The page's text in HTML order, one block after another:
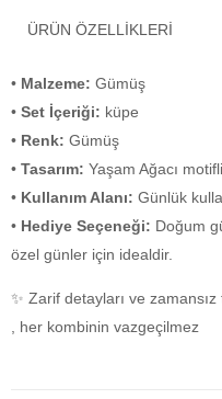
ÜRÜN ÖZELLIKLERI
• Malzeme: Gümüş
• Set İçeriği: küpe
• Renk: Gümüş
• Tasarım: Yaşam Ağacı
• Kullanım Alanı: Günlük
• Hediye Seçeneği: Doğum
özel günler için idealdir.
✨ Zarif detayları ve zamansız
, her kombinin vazgeçilmez